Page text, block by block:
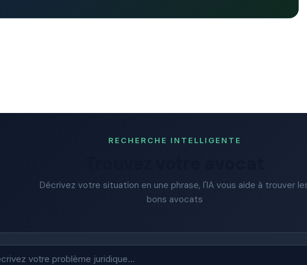
RECHERCHE INTELLIGENTE
Décrivez votre situation en une phrase, l'IA vous aide à trouver
bons avocats